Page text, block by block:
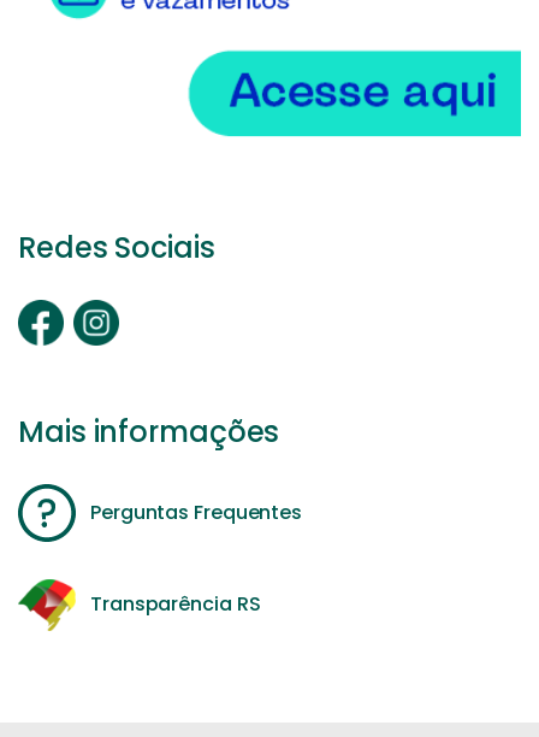
Redes Sociais
Mais informações
Perguntas Frequentes
Transparência RS